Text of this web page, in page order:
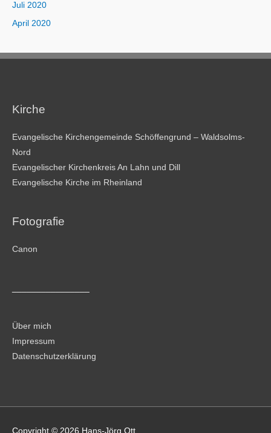
Juli 2020
April 2020
Kirche
Evangelische Kirchengemeinde Schöffengrund – Waldsolms-
Nord
Evangelischer Kirchenkreis An Lahn und Dill
Evangelische Kirche im Rheinland
Fotografie
Canon
Über mich
Impressum
Datenschutzerklärung
Copyright © 2026 Hans-Jörg Ott